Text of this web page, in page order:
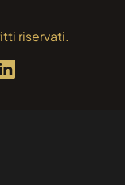
riservati.